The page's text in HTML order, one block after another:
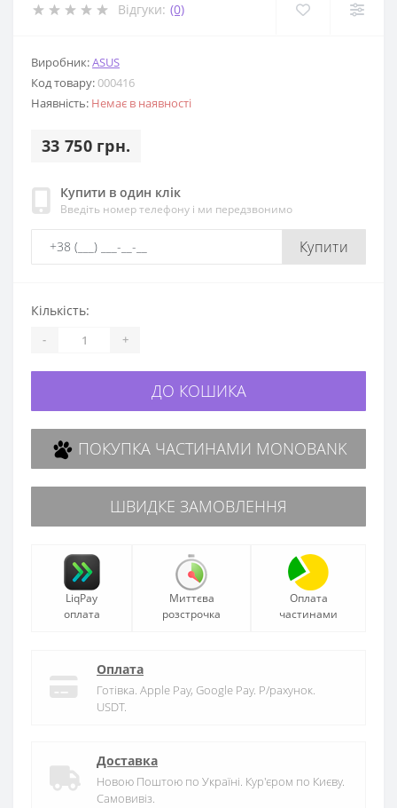
Відгуки: (0)
Виробник:ASUS
Код товару:000416
Наявність: Немає в наявності
33 750 грн.
Купити в один клік
Введіть номер телефону і ми передзвонимо
Купити
Кількість:
- +
ДО КОШИКА
ПОКУПКА ЧАСТИНАМИ MONOBANK
ШВИДКЕ ЗАМОВЛЕННЯ
LiqPay
оплата
Миттєва
розстрочка
Оплата
частинами
Оплата
Готівка. Apple Pay, Google Pay. Р/рахунок.
USDT.
Доставка
Новою Поштою по Україні. Кур'єром по Києву.
Самовивіз.